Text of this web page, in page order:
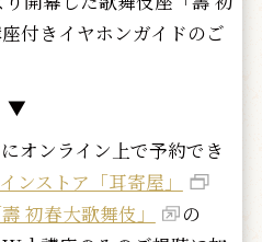
付きイヤホンガイドのご
▼
オンライン上で予約でき
ンストア「耳寄屋」
壽 初春大歌舞伎」
の